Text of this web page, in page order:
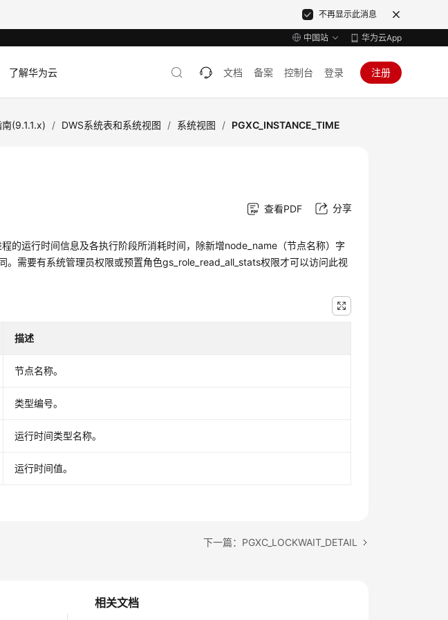
不再显示此消息
中国站 华为云App
了解华为云 文档 备案 控制台 登录 注册
(9.1.1.x) / DWS系统表和系统视图 / 系统视图 / PGXC_INSTANCE_TIME
查看PDF 分享
的运行时间信息及各执行阶段所消耗时间，除新增node_name（节点名称）字
。需要有系统管理员权限或预置角色gs_role_read_all_stats权限才可以访问此视
描述
节点名称。
类型编号。
运行时间类型名称。
运行时间值。
下一篇：PGXC_LOCKWAIT_DETAIL
相关文档